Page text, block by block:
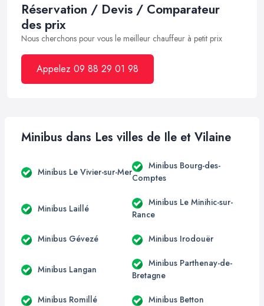
Réservation / Devis / Comparateur
des prix
Nous cherchons pour vous le meilleur chauffeur à petit prix
Appelez 09 88 29 01 98
Minibus dans Les villes de Ile et Vilaine
Minibus Le Vivier-sur-Mer
Minibus Bourg-des-
Comptes
Minibus Laillé
Minibus Le Minihic-sur-
Rance
Minibus Gévezé Minibus Irodouër
Minibus Langan
Minibus Parthenay-de-
Bretagne
Minibus Romillé Minibus Betton